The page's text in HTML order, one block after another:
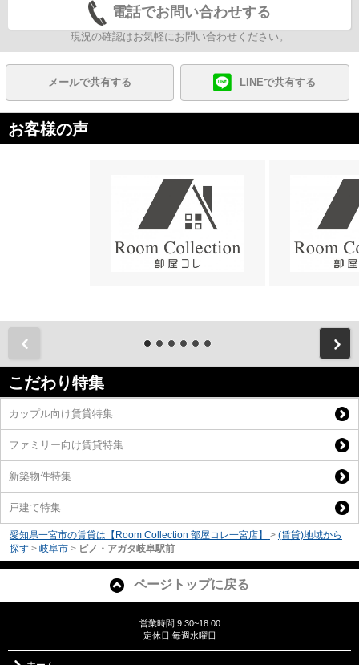
電話でお問い合わせする
現況の確認はお気軽にお問い合わせください。
メールで共有する LINEで共有する
お客様の声
こだわり特集
カップル向け賃貸特集
ファミリー向け賃貸特集
新築物件特集
戸建て特集
愛知県一宮市の賃貸は【Room Collection 部屋コレ一宮店】 > (賃貸)地域から
探す > 岐阜市 > ピノ・アガタ岐阜駅前
ページトップに戻る
営業時間:9:30~18:00
定休日:毎週水曜日